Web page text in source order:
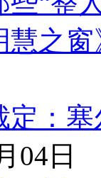
慧之
定：
04日